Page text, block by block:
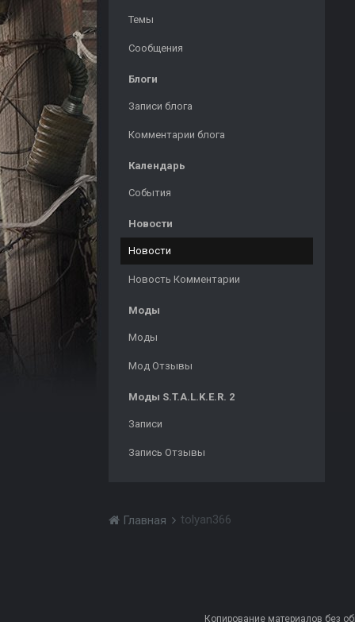
Темы
Сообщения
Блоги
Записи блога
Комментарии блога
Календарь
События
Новости
Новости
Новость Комментарии
Моды
Моды
Мод Отзывы
Моды S.T.A.L.K.E.R. 2
Записи
Запись Отзывы
Главная tolyan366
Копирование материалов без